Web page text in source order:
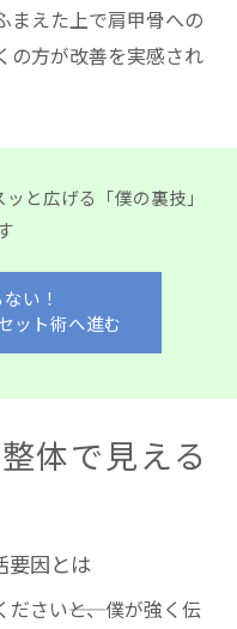
まえた上で肩甲骨への
の方が改善を実感され
と広げる「僕の裏技」
い！
ット術へ進む
体で見える
要因とは
さい――と、僕が強く伝